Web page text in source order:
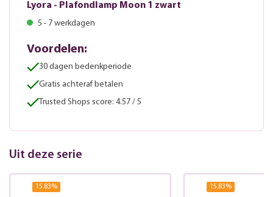
Lyora - Plafondlamp Moon 1 zwart
5 - 7 werkdagen
Voordelen:
30 dagen bedenkperiode
Gratis achteraf betalen
Trusted Shops score: 4.57 / 5
Uit deze serie
15.83% 15.83%